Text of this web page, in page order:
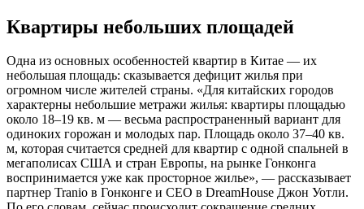
Квартиры небольших площадей
Одна из основных особенностей квартир в Китае — их
небольшая площадь: сказывается дефицит жилья при
огромном числе жителей страны. «Для китайских городов
характерны небольшие метражи жилья: квартиры площадью
около 18–19 кв. м — весьма распространенный вариант для
одиноких горожан и молодых пар. Площадь около 37–40 кв.
м, которая считается средней для квартир с одной спальней в
мегаполисах США и стран Европы, на рынке Гонконга
воспринимается уже как просторное жилье», — рассказывает
партнер Tranio в Гонконге и CEO в DreamHouse Джон Уотли.